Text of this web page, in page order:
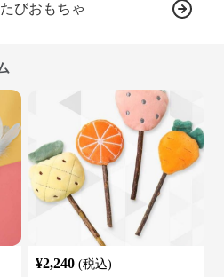
びおもちゃ
¥2,240 (税込)